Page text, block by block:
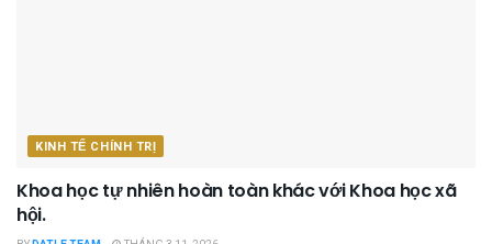
KINH TẾ CHÍNH TRỊ
Khoa học tự nhiên hoàn toàn khác với Khoa học xã
hội.